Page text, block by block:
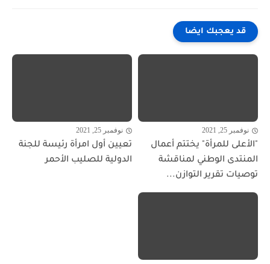
قد يعجبك ايضا
نوفمبر 25, 2021
"الأعلى للمرأة" يختتم أعمال
المنتدى الوطني لمناقشة
توصيات تقرير التوازن...
نوفمبر 25, 2021
تعيين أول امرأة رئيسة للجنة
الدولية للصليب الأحمر